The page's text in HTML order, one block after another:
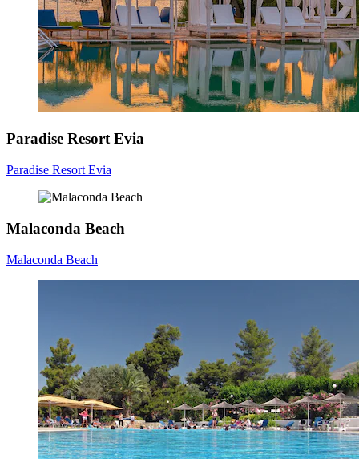
Paradise Resort Evia
Paradise Resort Evia
Malaconda Beach
Malaconda Beach